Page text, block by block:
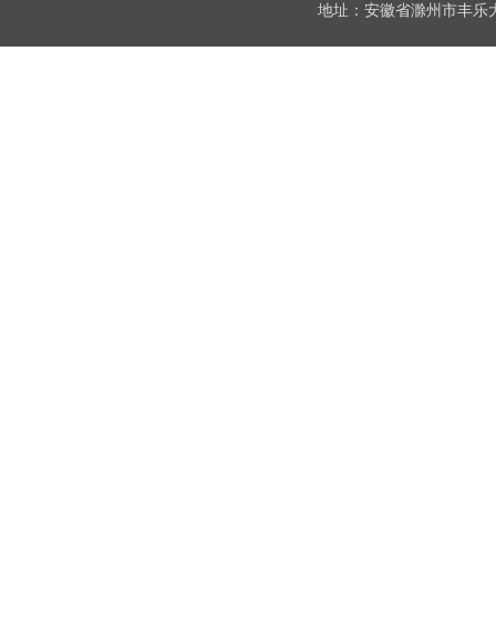
地址：安徽省滁州市丰